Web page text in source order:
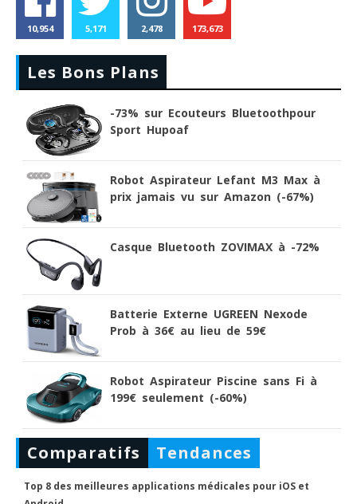
10,954 5,171 2,478 173,673
Les Bons Plans
-73% sur Ecouteurs Bluetoothpour
Sport Hupoaf
Robot Aspirateur Lefant M3 Max à
prix jamais vu sur Amazon (-67%)
Casque Bluetooth ZOVIMAX à -72%
Batterie Externe UGREEN Nexode
Prob à 36€ au lieu de 59€
Robot Aspirateur Piscine sans Fi à
199€ seulement (-60%)
Comparatifs Tendances
Top 8 des meilleures applications médicales pour iOS et